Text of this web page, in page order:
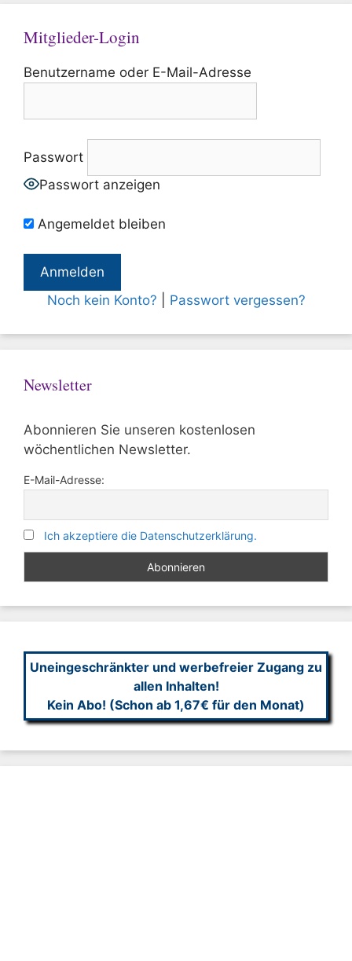
Mitglieder-Login
Benutzername oder E-Mail-Adresse
Passwort
Passwort anzeigen
Angemeldet bleiben
Noch kein Konto? Passwort vergessen?
Newsletter
Abonnieren Sie unseren kostenlosen
wöchentlichen Newsletter.
E-Mail-Adresse:
Ich akzeptiere die Datenschutzerklärung.
Uneingeschränkter und werbefreier Zugang zu
allen Inhalten!
Kein Abo! (Schon ab 1,67€ für den Monat)